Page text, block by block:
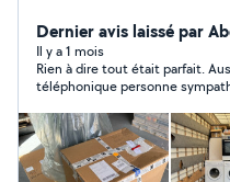
un transfert rapide et
Dernier avis laissé par
Il y a 1 mois
Rien à dire tout était parfait.
téléphonique personne